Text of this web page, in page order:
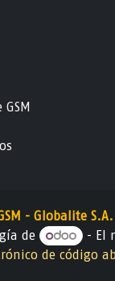
- Globalite S.A.
de
- El
de código